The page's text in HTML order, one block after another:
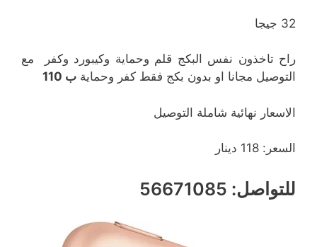
32 جيجا
راح تاخذون نفس البكج قلم وحماية وكيبورد وكفر مع
التوصيل مجانا او بدون بكج فقط كفر وحماية ب 110
الاسعار نهائية شاملة التوصيل
السعر: 118 دينار
للتواصل: 56671085